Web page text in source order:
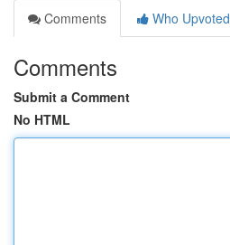
Comments
Who Upvoted
Comments
Submit a Comment
No HTML